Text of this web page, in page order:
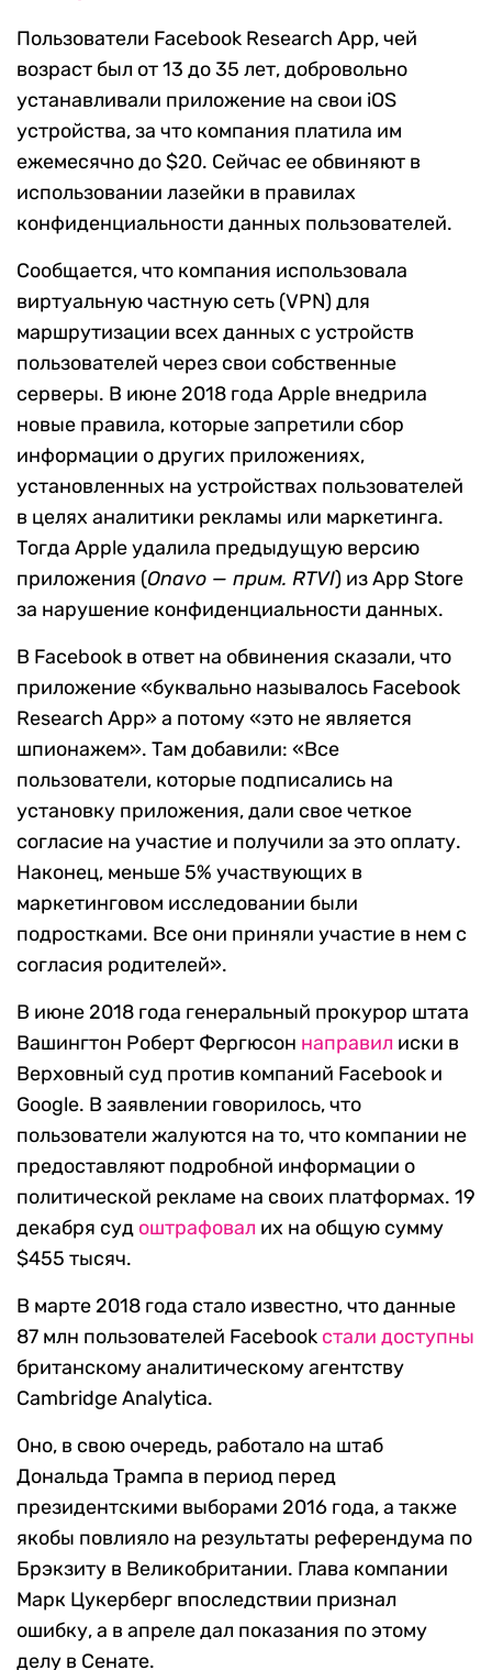
Пользователи Facebook Research App, чей
возраст был от 13 до 35 лет, добровольно
устанавливали приложение на свои iOS
устройства, за что компания платила им
ежемесячно до $20. Сейчас ее обвиняют в
использовании лазейки в правилах
конфиденциальности данных пользователей.
Сообщается, что компания использовала
виртуальную частную сеть (VPN) для
маршрутизации всех данных с устройств
пользователей через свои собственные
серверы. В июне 2018 года Apple внедрила
новые правила, которые запретили сбор
информации о других приложениях,
установленных на устройствах пользователей
в целях аналитики рекламы или маркетинга.
Тогда Apple удалила предыдущую версию
приложения (Onavo — прим. RTVI) из App Store
за нарушение конфиденциальности данных.
В Facebook в ответ на обвинения сказали, что
приложение «буквально называлось Facebook
Research App» а потому «это не является
шпионажем». Там добавили: «Все
пользователи, которые подписались на
установку приложения, дали свое четкое
согласие на участие и получили за это оплату.
Наконец, меньше 5% участвующих в
маркетинговом исследовании были
подростками. Все они приняли участие в нем с
согласия родителей».
В июне 2018 года генеральный прокурор штата
Вашингтон Роберт Фергюсон направил иски в
Верховный суд против компаний Facebook и
Google. В заявлении говорилось, что
пользователи жалуются на то, что компании не
предоставляют подробной информации о
политической рекламе на своих платформах. 19
декабря суд оштрафовал их на общую сумму
$455 тысяч.
В марте 2018 года стало известно, что данные
87 млн пользователей Facebook стали доступны
британскому аналитическому агентству
Cambridge Analytica.
Оно, в свою очередь, работало на штаб
Дональда Трампа в период перед
президентскими выборами 2016 года, а также
якобы повлияло на результаты референдума по
Брэкзиту в Великобритании. Глава компании
Марк Цукерберг впоследствии признал
ошибку, а в апреле дал показания по этому
делу в Сенате.